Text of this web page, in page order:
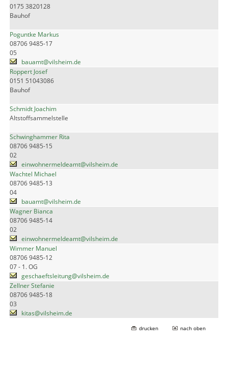
0175 3820128
Bauhof
Poguntke Markus
08706 9485-17
05
bauamt@vilsheim.de
Roppert Josef
0151 51043086
Bauhof
Schmidt Joachim
Altstoffsammelstelle
Schwinghammer Rita
08706 9485-15
02
einwohnermeldeamt@vilsheim.de
Wachtel Michael
08706 9485-13
04
bauamt@vilsheim.de
Wagner Bianca
08706 9485-14
02
einwohnermeldeamt@vilsheim.de
Wimmer Manuel
08706 9485-12
07 - 1. OG
geschaeftsleitung@vilsheim.de
Zellner Stefanie
08706 9485-18
03
kitas@vilsheim.de
drucken nach oben